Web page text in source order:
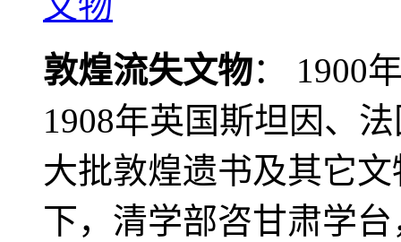
敦煌流失文物： 1900
1908年英国斯坦因、
大批敦煌遗书及其它
下，清学部咨甘肃学